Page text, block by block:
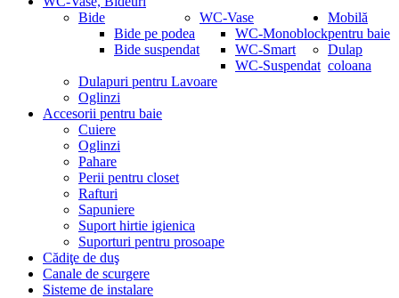
Bide
Bide pe podea
Bide suspendat
WC-Vase
WC-Monoblock
WC-Smart
WC-Suspendat
Mobilă
pentru baie
Dulap
coloana
Dulapuri pentru Lavoare
Oglinzi
Accesorii pentru baie
Cuiere
Oglinzi
Pahare
Perii pentru closet
Rafturi
Sapuniere
Suport hirtie igienica
Suporturi pentru prosoape
Cădiţe de duş
Canale de scurgere
Sisteme de instalare